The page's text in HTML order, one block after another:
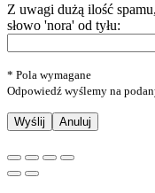
Z uwagi dużą ilość
słowo 'nora' od tyłu:
* Pola wymagane
Odpowiedź wyślemy na
Anuluj